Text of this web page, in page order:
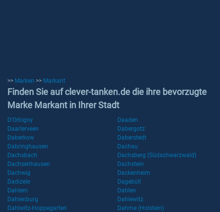
>> Marken >> Markant
Finden Sie auf clever-tanken.de die ihre bevorzugte
Marke Markant in Ihrer Stadt
D'Orbigny
Daaden
Daarlerveen
Dabergotz
Daberkow
Daberstedt
Dabringhausen
Dachau
Dachsbach
Dachsberg (Südschwarzwald)
Dachsenhausen
Dachstein
Dachwig
Dackenheim
Dadizele
Dagebüll
Dahlem
Dahlen
Dahlenburg
Dahlewitz
Dahlwitz-Hoppegarten
Dahme (Holstein)